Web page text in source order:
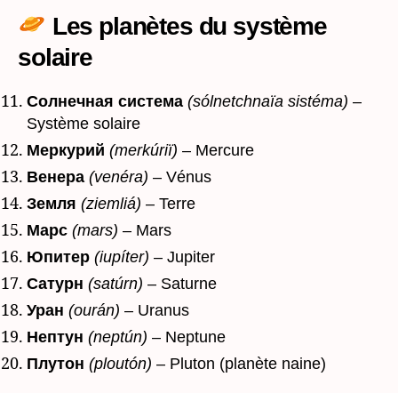
Les planètes du système
solaire
Солнечная система (sólnetchnaïa sistéma) –
Système solaire
Меркурий (merkúriï) – Mercure
Венера (venéra) – Vénus
Земля (ziemliá) – Terre
Марс (mars) – Mars
Юпитер (iupíter) – Jupiter
Сатурн (satúrn) – Saturne
Уран (ourán) – Uranus
Нептун (neptún) – Neptune
Плутон (ploutón) – Pluton (planète naine)